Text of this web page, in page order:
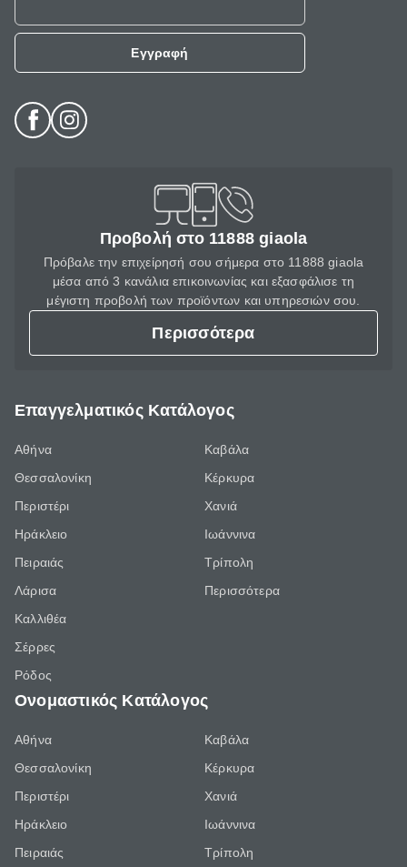
Εγγραφή
Προβολή στο 11888 giaola
Πρόβαλε την επιχείρησή σου σήμερα στο 11888 giaola
μέσα από 3 κανάλια επικοινωνίας και εξασφάλισε τη
μέγιστη προβολή των προϊόντων και υπηρεσιών σου.
Περισσότερα
Επαγγελματικός Κατάλογος
Αθήνα
Θεσσαλονίκη
Περιστέρι
Ηράκλειο
Πειραιάς
Λάρισα
Καλλιθέα
Σέρρες
Ρόδος
Καβάλα
Κέρκυρα
Χανιά
Ιωάννινα
Τρίπολη
Περισσότερα
Ονομαστικός Κατάλογος
Αθήνα
Θεσσαλονίκη
Περιστέρι
Ηράκλειο
Πειραιάς
Καβάλα
Κέρκυρα
Χανιά
Ιωάννινα
Τρίπολη